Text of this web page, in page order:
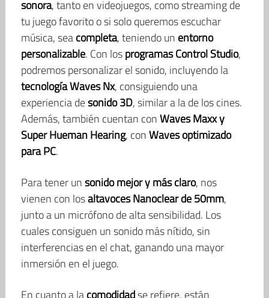
sonora, tanto en videojuegos, como streaming de
tu juego favorito o si solo queremos escuchar
música, seacompleta, teniendo un entorno
personalizable. Con losprogramas Control Studio,
podremos personalizar el sonido, incluyendo la
tecnología Waves Nx, consiguiendo una
experiencia desonido 3D, similar a la de los cines.
Además, también cuentan conWaves Maxx y
Super Hueman Hearing, conWaves optimizado
para PC.
Para tener unsonido mejor y más claro, nos
vienen con losaltavoces Nanoclear de 50mm,
junto a un micrófono de alta sensibilidad. Los
cuales consiguen un sonido más nítido, sin
interferencias en el chat, ganando una mayor
inmersión en el juego.